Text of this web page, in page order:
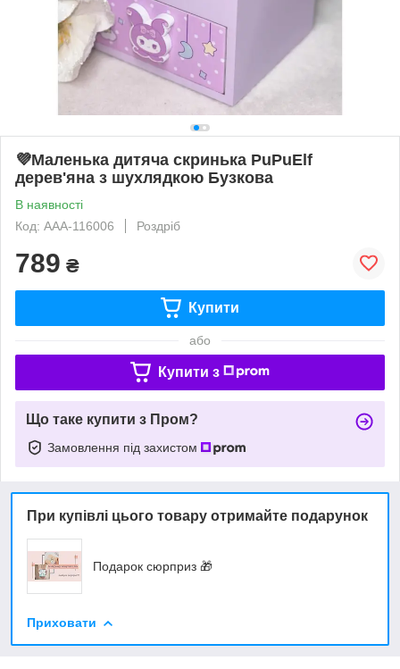
💜Маленька дитяча скринька PuPuElf
дерев'яна з шухлядкою Бузкова
В наявності
Код: AAA-116006
Роздріб
789 ₴
Купити
або
Купити з
Що таке купити з Пром?
Замовлення під захистом
При купівлі цього товару отримайте подарунок
Подарок сюрприз 🎁
Приховати